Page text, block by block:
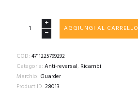
Reversal
V2
/
V3
quantità
AGGIUNGI AL CARRELLO
COD: 4711225799292
Categorie: Anti-reversal, Ricambi
Marchio: Guarder
Product ID: 28013